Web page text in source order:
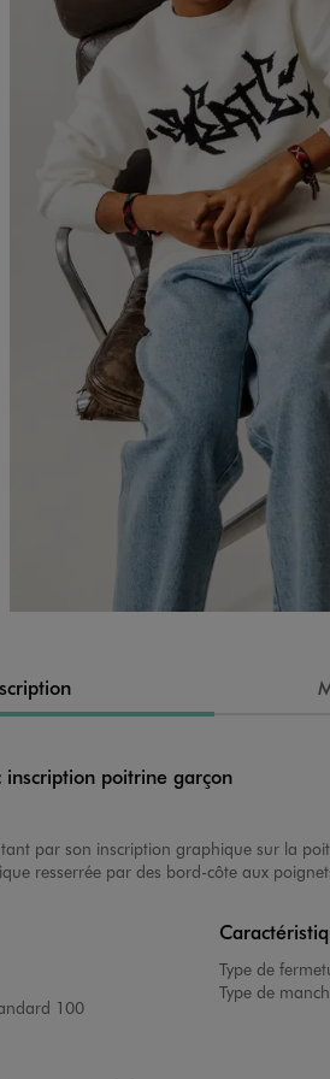
6
inscription poitrine garçon
par son inscription graphique sur la
resserrée par des bord-côte aux
100
Type de
Type de